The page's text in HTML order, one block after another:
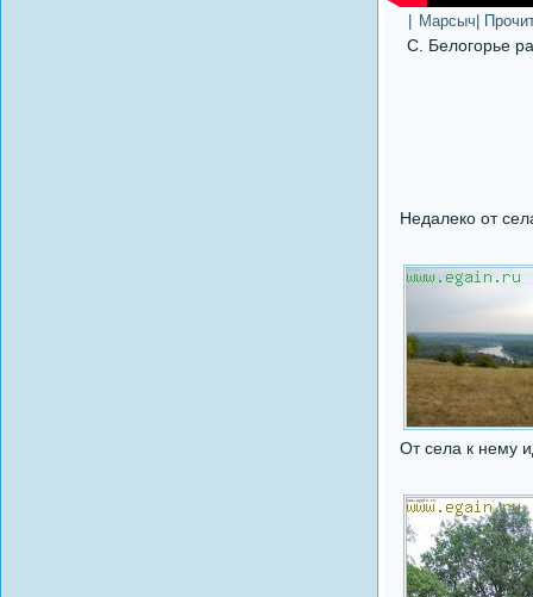
Марсыч |
С. Белогорье
Недалеко от
От села к нему